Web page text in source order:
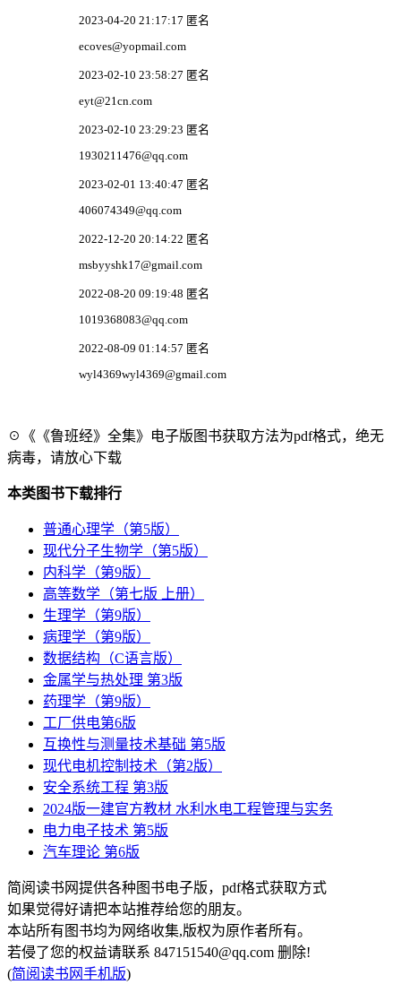
2023-04-20 21:17:17 匿名
ecoves@yopmail.com
2023-02-10 23:58:27 匿名
eyt@21cn.com
2023-02-10 23:29:23 匿名
1930211476@qq.com
2023-02-01 13:40:47 匿名
406074349@qq.com
2022-12-20 20:14:22 匿名
msbyyshk17@gmail.com
2022-08-20 09:19:48 匿名
1019368083@qq.com
2022-08-09 01:14:57 匿名
wyl4369wyl4369@gmail.com
☉《《鲁班经》全集》电子版图书获取方法为pdf格式，绝无
病毒，请放心下载
本类图书下载排行
普通心理学（第5版）
现代分子生物学（第5版）
内科学（第9版）
高等数学（第七版 上册）
生理学（第9版）
病理学（第9版）
数据结构（C语言版）
金属学与热处理 第3版
药理学（第9版）
工厂供电第6版
互换性与测量技术基础 第5版
现代电机控制技术（第2版）
安全系统工程 第3版
2024版一建官方教材 水利水电工程管理与实务
电力电子技术 第5版
汽车理论 第6版
简阅读书网提供各种图书电子版，pdf格式获取方式
如果觉得好请把本站推荐给您的朋友。
本站所有图书均为网络收集,版权为原作者所有。
若侵了您的权益请联系 847151540@qq.com 删除!
(简阅读书网手机版)